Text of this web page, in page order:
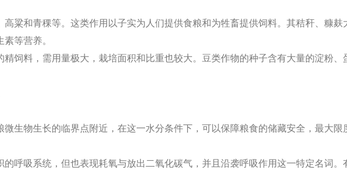
粱和青稞等。这类作用以子实为人们提供食粮和为牲畜提供饲料。其秸秆、糠麸
等营养。
饲料，需用量极大，栽培面积和比重也较大。豆类作物的种子含有大量的淀粉、
生物生长的临界点附近，在这一水分条件下，可以保障粮食的储藏安全，最大限
呼吸系统，但也表现耗氧与放出二氧化碳气，并且沿袭呼吸作用这一特定名词。